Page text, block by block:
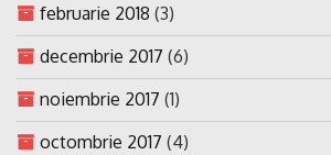
februarie 2018 (3)
decembrie 2017 (6)
noiembrie 2017 (1)
octombrie 2017 (4)